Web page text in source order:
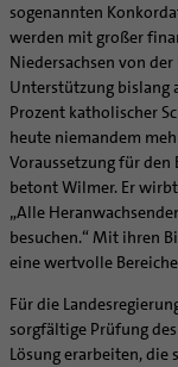
sogenannten
werden mit großer
Niedersachsen von
Unterstützung bislang
Prozent katholischer
heute niemandem
Voraussetzung für den
betont Wilmer. Er
„Alle
besuchen.“ Mit ihren
eine wertvolle
Für die
sorgfältige Prüfung
Lösung erarbeiten, die